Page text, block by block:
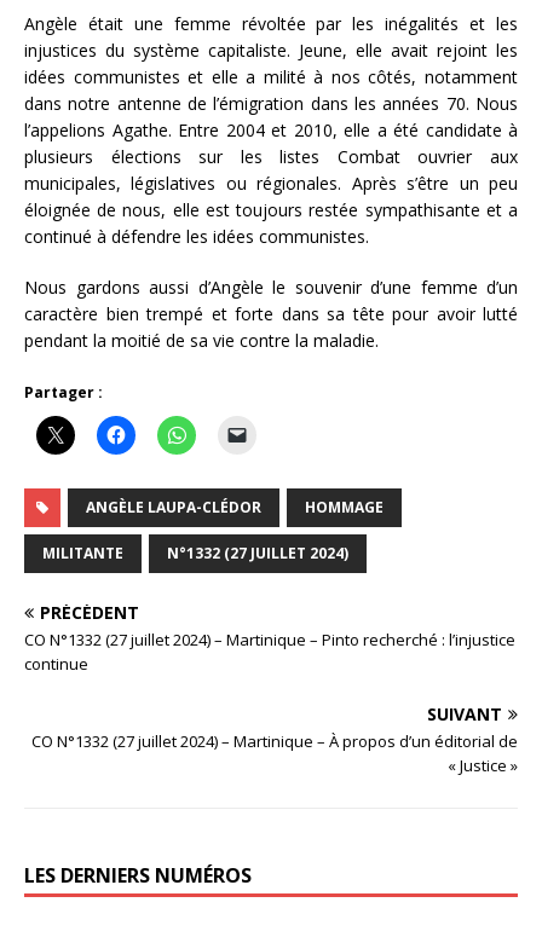
Angèle était une femme révoltée par les inégalités et les
injustices du système capitaliste. Jeune, elle avait rejoint les
idées communistes et elle a milité à nos côtés, notamment
dans notre antenne de l’émigration dans les années 70. Nous
l’appelions Agathe. Entre 2004 et 2010, elle a été candidate à
plusieurs élections sur les listes Combat ouvrier aux
municipales, législatives ou régionales. Après s’être un peu
éloignée de nous, elle est toujours restée sympathisante et a
continué à défendre les idées communistes.
Nous gardons aussi d’Angèle le souvenir d’une femme d’un
caractère bien trempé et forte dans sa tête pour avoir lutté
pendant la moitié de sa vie contre la maladie.
Partager :
ANGÈLE LAUPA-CLÉDOR HOMMAGE
MILITANTE N°1332 (27 JUILLET 2024)
PRÉCÉDENT
CO N°1332 (27 juillet 2024) – Martinique – Pinto recherché : l’injustice
continue
SUIVANT
CO N°1332 (27 juillet 2024) – Martinique – À propos d’un éditorial de
« Justice »
LES DERNIERS NUMÉROS